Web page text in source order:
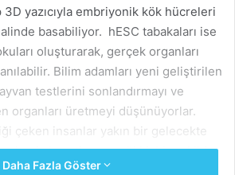
yazıcıyla embriyonik kök hücreleri
basabiliyor. hESC tabakaları ise
oluşturarak, gerçek organları
Bilim adamları yeni geliştirilen
testlerini sonlandırmayı ve
organları üretmeyi düşünüyorlar.
çeken insanlar yakın bir gelecekte
olarak, hayatlarına sağlıklı bir şekilde
Böylece kalp,böbrek,karaciğer,
Daha Fazla Göster